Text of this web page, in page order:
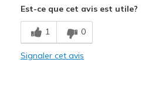
Comfortable
Comfy
Est-ce que cet avis est utile?
1 0
Signaler cet avis